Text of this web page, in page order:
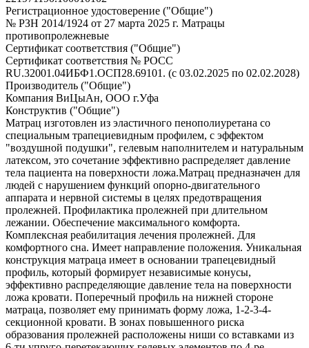
Регистрационное удостоверение ("Общие")
№ РЗН 2014/1924 от 27 марта 2025 г. Матрацы
противопролежневые
Сертификат соответствия ("Общие")
Сертификат соответствия № РОСС
RU.32001.04ИБФ1.ОСП28.69101. (с 03.02.2025 по 02.02.2028)
Производитель ("Общие")
Компания ВиЦыАн, ООО г.Уфа
Конструктив ("Общие")
Матрац изготовлен из эластичного пенополиуретана со
специальным трапециевидным профилем, с эффектом
"воздушной подушки", гелевым наполнителем и натуральным
латексом, это сочетание эффективно распределяет давление
тела пациента на поверхности ложа.Матрац предназначен для
людей с нарушением функций опорно-двигательного
аппарата и нервной системы в целях предотвращения
пролежней. Профилактика пролежней при длительном
лежании. Обеспечение максимального комфорта.
Комплексная реабилитация лечения пролежней. Для
комфортного сна. Имеет направление положения. Уникальная
конструкция матраца имеет в основании трапецевидный
профиль, который формирует независимые конусы,
эффективно распределяющие давление тела на поверхности
ложа кровати. Поперечный профиль на нижней стороне
матраца, позволяет ему принимать форму ложа, 1-2-3-4-
секционной кровати. В зонах повышенного риска
образования пролежней расположены ниши со вставками из